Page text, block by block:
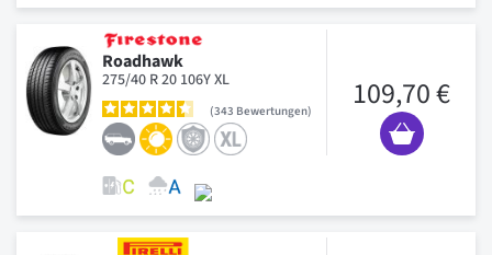
Roadhawk
275/40 R 20 106Y XL
343 Bewertungen 109,70 €